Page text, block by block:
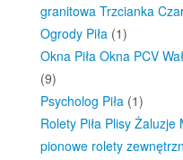
granitowa Trzcianka
Ogrody Piła (1)
Okna Piła Okna PCV
(9)
Psycholog Piła (1)
Rolety Piła Plisy
pionowe rolety